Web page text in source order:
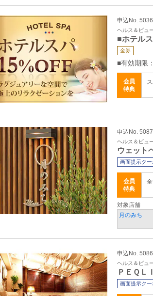
申込No.
ヘルス＆ビュ
■ホテル
金券
■有効期限
会員
特典
申込No.
ヘルス＆ビュ
ウェット
画面提示クー
会員
特典
対象店舗
月のみち
申込No.
ヘルス＆ビュ
ＰＥＱＬ
画面提示クー